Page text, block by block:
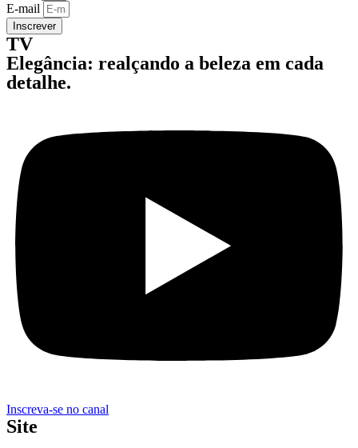
E-mail
Inscrever
TV
Elegância: realçando a beleza em cada
detalhe.
Inscreva-se no canal
Site